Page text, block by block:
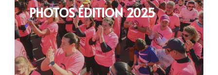
PHOTOS ÉDITION 2025